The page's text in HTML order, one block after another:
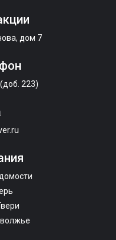
дом 7
223)